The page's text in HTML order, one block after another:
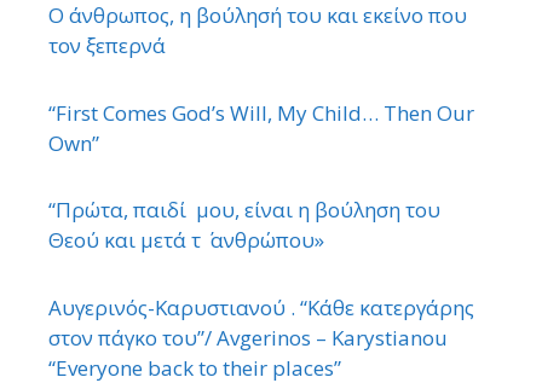
Ο άνθρωπος, η βούλησή του και εκείνο που
τον ξεπερνά
“First Comes God’s Will, My Child… Then Our
Own”
“Πρώτα, παιδί μου, είναι η βούληση του
Θεού και μετά τ ΄ ανθρώπου»
Αυγερινός-Καρυστιανού . “Κάθε κατεργάρης
στον πάγκο του”/ Avgerinos – Karystianou
“Εveryone back to their places”